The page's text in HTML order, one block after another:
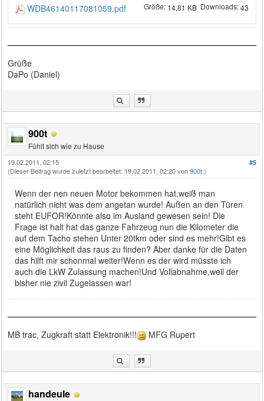
WDB46140117081059.pdf Größe: 14,81 KBDownloads:43
Grüße
DaPo (Daniel)
900t
Fühlt sich wie zu Hause
#5
19.02.2011, 02:15
(Dieser Beitrag wurde zuletzt bearbeitet: 19.02.2011, 02:20 von900t.)
Wenn der nen neuen Motor bekommen hat,weiß man
natürlich nicht was dem angetan wurde! Außen an den Türen
steht EUFOR!Könnte also im Ausland gewesen sein! Die
Frage ist halt hat das ganze Fahrzeug nun die Kilometer die
auf dem Tacho stehen Unter 20tkm oder sind es mehr!Gibt es
eine Möglichkeit das raus zu finden? Aber danke für die Daten
das hilft mir schonmal weiter!Wenn es der wird müsste ich
auch die LkW Zulassung machen!Und Vollabnahme,weil der
bisher nie zivil Zugelassen war!
MB trac, Zugkraft statt Elektronik!!! MFG Rupert
handeule